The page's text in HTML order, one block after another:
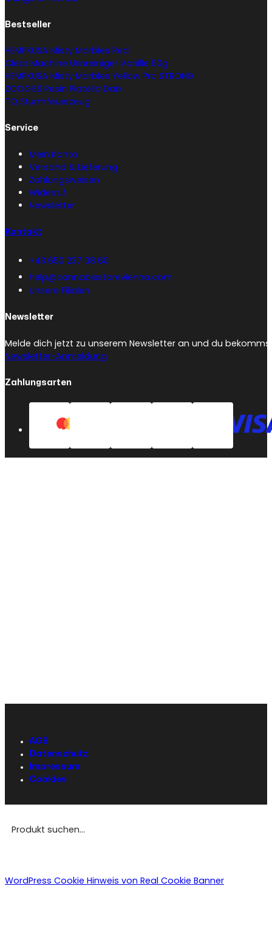
Bestseller
HEMPKUSA Misty Marbles Red
Clear Machine Urinreiniger Vanille 60g
HEMPKUSA Misty Marbles Yellow Pro STRONG
ZOOGIES Resin Piatella Dark
TQ Sturmfeuerzeug
Service
Mein Konto
Versand & Lieferung
Zahlungsweisen
Widerruf
Newsletter
Kontakt
+43 650 237 08 60
help@cannabisstorevienna.com
Unsere Filialen
Newsletter
Melde dich jetzt zu unserem Newsletter an und du
Newsletter-Anmeldung
Zahlungsarten
AGB
Datenschutz
Impressum
Cookies
WordPress Cookie Hinweis von Real Cookie Banner